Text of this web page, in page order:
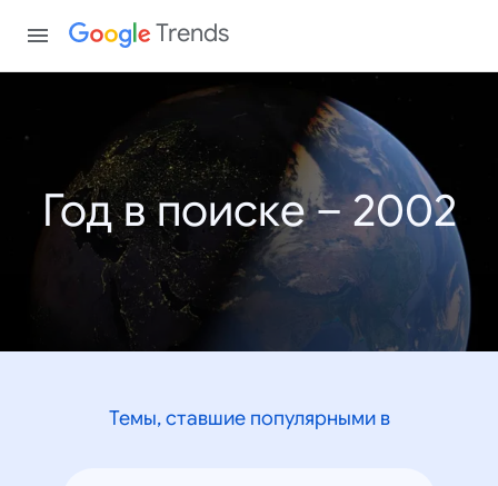
Trends
Год в поиске – 2002
Темы, ставшие популярными в